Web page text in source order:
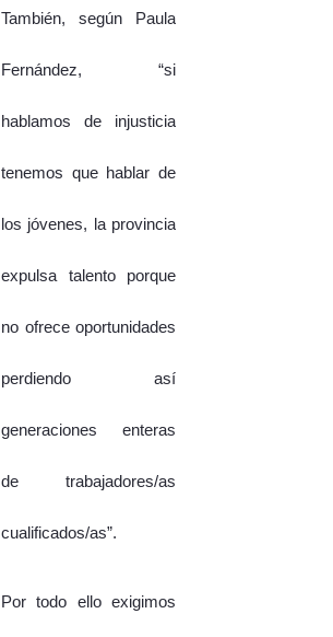
También, según Paula
Fernández, “si
hablamos de injusticia
tenemos que hablar de
los jóvenes, la provincia
expulsa talento porque
no ofrece oportunidades
perdiendo así
generaciones enteras
de trabajadores/as
cualificados/as”.
Por todo ello exigimos